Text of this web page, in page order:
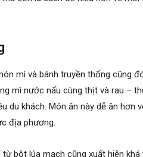
mì và bánh truyền thống cũng
mì nước nấu cùng thịt và rau –
du khách. Món ăn này dễ ăn hơn
địa phương.
bột lúa mạch cũng xuất hiện